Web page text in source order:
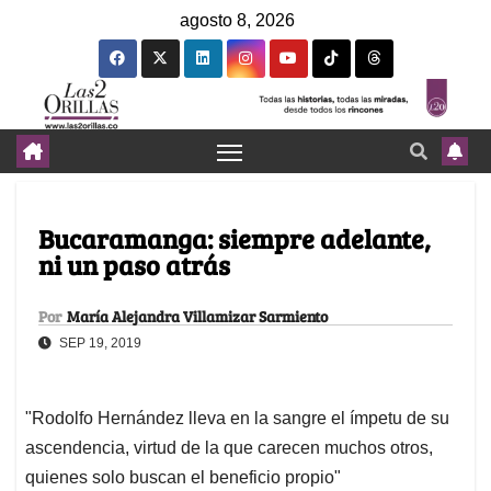
agosto 8, 2026
Bucaramanga: siempre adelante,
ni un paso atrás
Por María Alejandra Villamizar Sarmiento
SEP 19, 2019
"Rodolfo Hernández lleva en la sangre el ímpetu de su
ascendencia, virtud de la que carecen muchos otros,
quienes solo buscan el beneficio propio"